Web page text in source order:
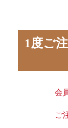
このサイトの
プライバシー
サイトマップ
1度ご
会
ご